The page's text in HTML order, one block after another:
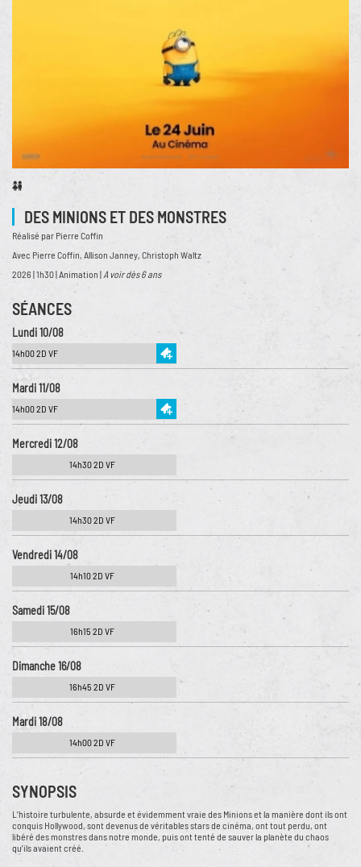
DES MINIONS ET DES MONSTRES
Réalisé par Pierre Coffin
Avec Pierre Coffin, Allison Janney, Christoph Waltz
2026 | 1h30 | Animation | A voir dès 6 ans
SÉANCES
Lundi 10/08
14h00 2D VF
Mardi 11/08
14h00 2D VF
Mercredi 12/08
14h30 2D VF
Jeudi 13/08
14h30 2D VF
Vendredi 14/08
14h10 2D VF
Samedi 15/08
16h15 2D VF
Dimanche 16/08
16h45 2D VF
Mardi 18/08
14h00 2D VF
SYNOPSIS
L’histoire turbulente, absurde et évidemment vraie des Minions et la manière dont ils ont
conquis Hollywood, sont devenus de véritables stars de cinéma, ont tout perdu, ont
libéré des monstres dans notre monde, puis ont tenté de sauver la planète du chaos
qu’ils avaient créé.